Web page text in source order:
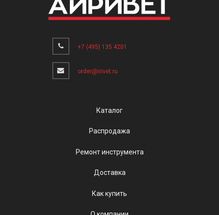
+7 (495) 135 4201
order@irivet.ru
Каталог
Распродажа
Ремонт инструмента
Доставка
Как купить